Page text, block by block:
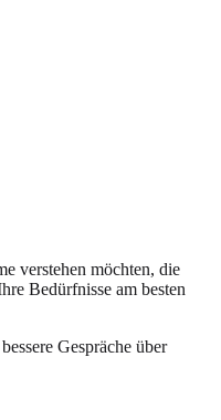
verstehen möchten, die
Bedürfnisse am besten
Gespräche über